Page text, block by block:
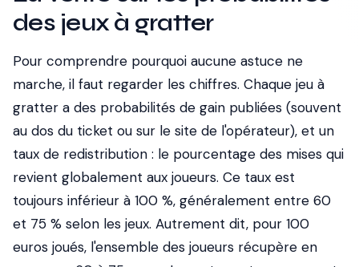
des jeux à gratter
Pour comprendre pourquoi aucune astuce ne
marche, il faut regarder les chiffres. Chaque jeu à
gratter a des probabilités de gain publiées (souvent
au dos du ticket ou sur le site de l'opérateur), et un
taux de redistribution : le pourcentage des mises qui
revient globalement aux joueurs. Ce taux est
toujours inférieur à 100 %, généralement entre 60
et 75 % selon les jeux. Autrement dit, pour 100
euros joués, l'ensemble des joueurs récupère en